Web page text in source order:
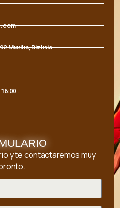
Muxika, Bizkaia
.
y te contactaremos muy